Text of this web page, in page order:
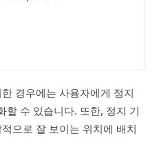
경우에는 사용자에게 정지
할 수 있습니다. 또한, 정지 기
으로 잘 보이는 위치에 배치